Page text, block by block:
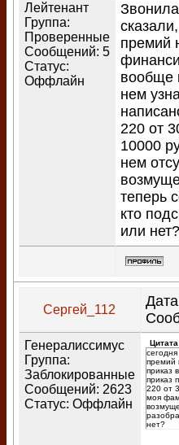
Лейтенант
Группа:
Проверенные
Сообщений: 5
Статус:
Оффлайн
премий
вообще
нем
220 от
10000
нем
теперь
кто
или нет?
Сергей_112
Генералиссимус
Группа:
Заблокированные
Сообщений: 2623
Статус: Оффлайн
Цитата
премий
приказ
приказ
220 от
моя
нет?